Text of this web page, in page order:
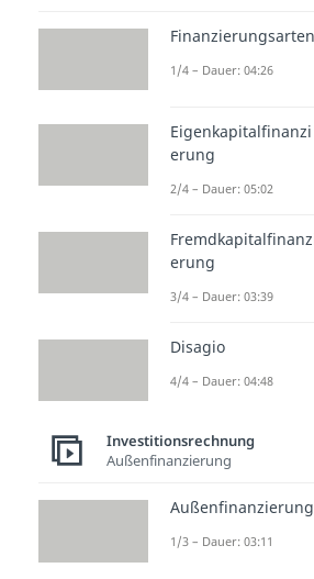
Statische
Vorteile
zur
Ein Vorteil der
einfache
Periode
der
Gleichzeitig ist
aber auch ein
Finanzierungsarten
1/4 – Dauer: 04:26
Eigenkapitalfinanzi
erung
2/4 – Dauer: 05:02
erung
3/4 – Dauer: 03:39
Disagio
4/4 – Dauer: 04:48
Investitionsrechnung
Außenfinanzierung
Außenfinanzierung
1/3 – Dauer: 03:11